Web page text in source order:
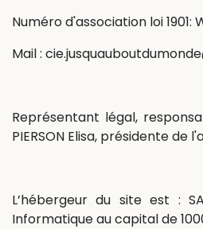
Numéro d'association loi 1901:
Mail :
Représentant légal,
PIERSON Elisa, présidente de
L’hébergeur du site est :
Informatique au capital de